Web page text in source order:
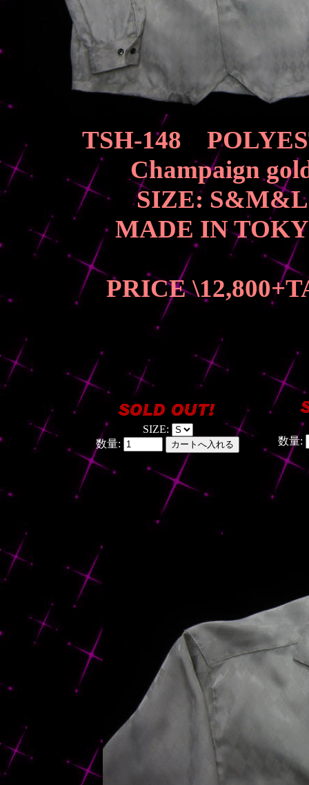
TSH-148
Champaign
SIZE:
MADE IN
PRICE \12,800
SIZE:
数量:
数量: